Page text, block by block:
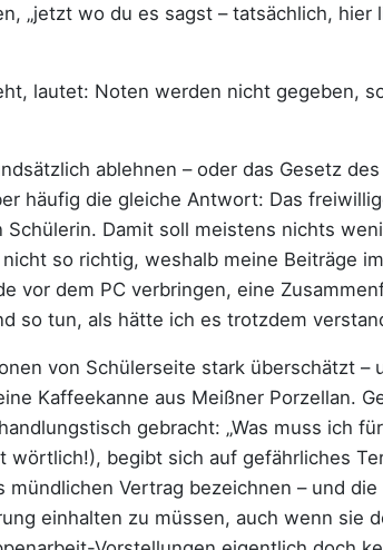
„jetzt wo du es sagst – tatsächlich,
lautet: Noten werden nicht gegeben,
ablehnen – oder das Gesetz
häufig die gleiche Antwort: Das
Damit soll meistens nichts
so richtig, weshalb meine Beiträge
vor dem PC verbringen, eine
so tun, als hätte ich es trotzdem
von Schülerseite stark überschätzt –
Kaffeekanne aus Meißner Porzellan.
gebracht: „Was muss ich
begibt sich auf gefährliches
Vertrag bezeichnen – und
einhalten zu müssen, auch wenn sie